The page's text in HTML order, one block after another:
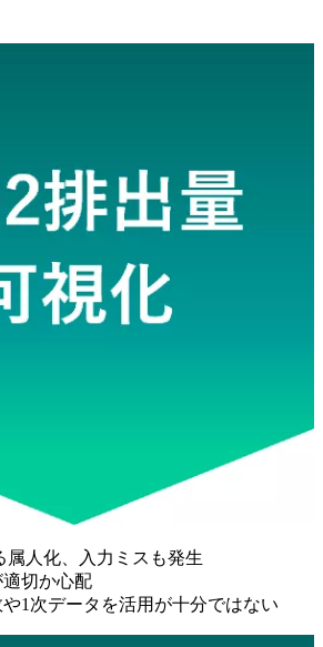
属人化、入力ミスも発生
切か心配
1次データを活用が十分ではない